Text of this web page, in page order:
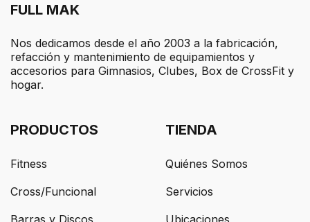
FULL MAK
Nos dedicamos desde el año 2003 a la fabricación,
refacción y mantenimiento de equipamientos y
accesorios para Gimnasios, Clubes, Box de CrossFit y
hogar.
PRODUCTOS
Fitness
Cross/Funcional
Barras y Discos
TIENDA
Quiénes Somos
Servicios
Ubicaciones